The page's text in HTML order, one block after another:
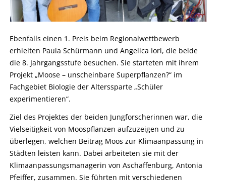
Ebenfalls einen 1. Preis beim Regionalwettbewerb
erhielten Paula Schürmann und Angelica Iori, die beide
die 8. Jahrgangsstufe besuchen. Sie starteten mit ihrem
Projekt „Moose – unscheinbare Superpflanzen?“ im
Fachgebiet Biologie der Alterssparte „Schüler
experimentieren“.
Ziel des Projektes der beiden Jungforscherinnen war, die
Vielseitigkeit von Moospflanzen aufzuzeigen und zu
überlegen, welchen Beitrag Moos zur Klimaanpassung in
Städten leisten kann. Dabei arbeiteten sie mit der
Klimaanpassungsmanagerin von Aschaffenburg, Antonia
Pfeiffer, zusammen. Sie führten mit verschiedenen